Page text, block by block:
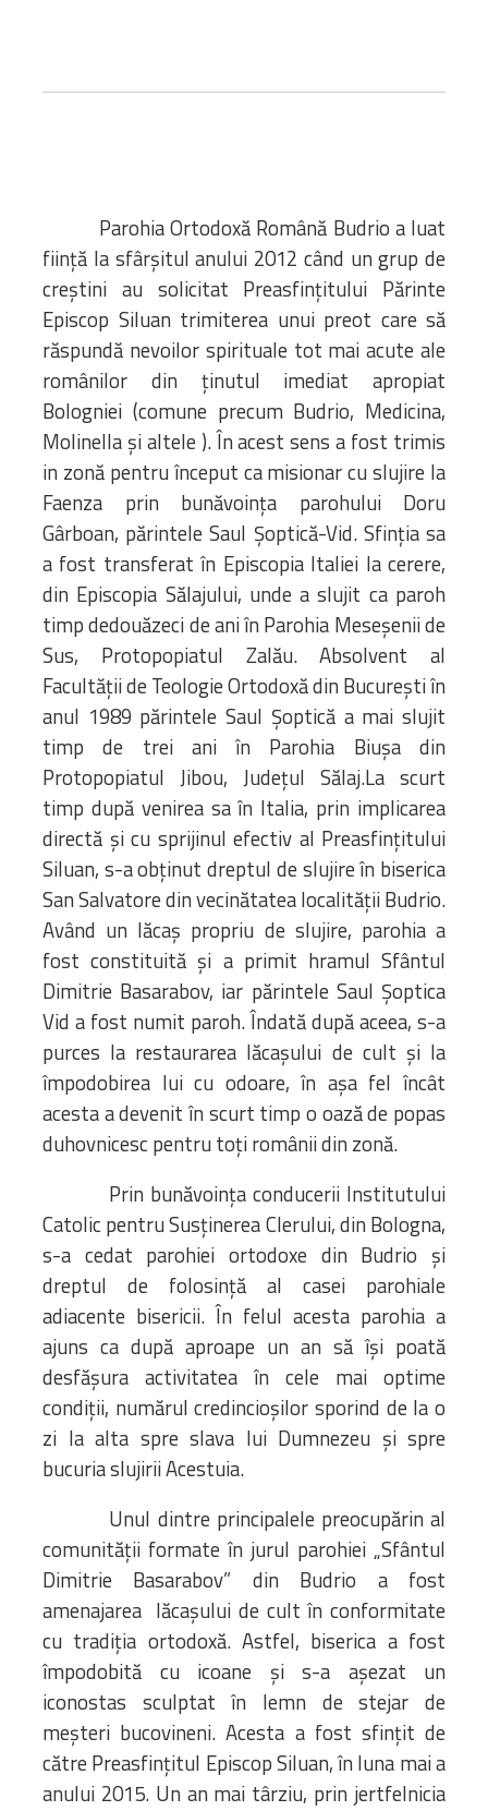
CONTATTI
Parohia Ortodoxă Română Budrio a luat
fiinţă la sfârşitul anului 2012 când un grup de
creştini au solicitat Preasfinţitului Părinte
Episcop Siluan trimiterea unui preot care să
răspundă nevoilor spirituale tot mai acute ale
românilor din ţinutul imediat apropiat
Bologniei (comune precum Budrio, Medicina,
Molinella şi altele ). În acest sens a fost trimis
in zonă pentru început ca misionar cu slujire la
Faenza prin bunăvoinţa parohului Doru
Gârboan, părintele Saul Şoptică-Vid. Sfinția sa
a fost transferat în Episcopia Italiei la cerere,
din Episcopia Sălajului, unde a slujit ca paroh
timp dedouăzeci de ani în Parohia Meseșenii de
Sus, Protopopiatul Zalău. Absolvent al
Facultății de Teologie Ortodoxă din București în
anul 1989 părintele Saul Șoptică a mai slujit
timp de trei ani în Parohia Biușa din
Protopopiatul Jibou, Județul Sălaj.La scurt
timp după venirea sa în Italia, prin implicarea
directă şi cu sprijinul efectiv al Preasfinţitului
Siluan, s-a obţinut dreptul de slujire în biserica
San Salvatore din vecinătatea localităţii Budrio.
Având un lăcaş propriu de slujire, parohia a
fost constituită și a primit hramul Sfântul
Dimitrie Basarabov, iar părintele Saul Şoptica
Vid a fost numit paroh. Îndată după aceea, s-a
purces la restaurarea lăcaşului de cult şi la
împodobirea lui cu odoare, în aşa fel încât
acesta a devenit în scurt timp o oază de popas
duhovnicesc pentru toţi românii din zonă.
Prin bunăvoinţa conducerii Institutului
Catolic pentru Susţinerea Clerului, din Bologna,
s-a cedat parohiei ortodoxe din Budrio şi
dreptul de folosinţă al casei parohiale
adiacente bisericii. În felul acesta parohia a
ajuns ca după aproape un an să îşi poată
desfăşura activitatea în cele mai optime
condiţii, numărul credincioşilor sporind de la o
zi la alta spre slava lui Dumnezeu şi spre
bucuria slujirii Acestuia.
Unul dintre principalele preocupărin al
comunității formate în jurul parohiei „Sfântul
Dimitrie Basarabov” din Budrio a fost
amenajarea lăcașului de cult în conformitate
cu tradiția ortodoxă. Astfel, biserica a fost
împodobită cu icoane și s-a așezat un
iconostas sculptat în lemn de stejar de
meșteri bucovineni. Acesta a fost sfințit de
către Preasfințitul Episcop Siluan, în luna mai a
anului 2015. Un an mai târziu, prin jertfelnicia